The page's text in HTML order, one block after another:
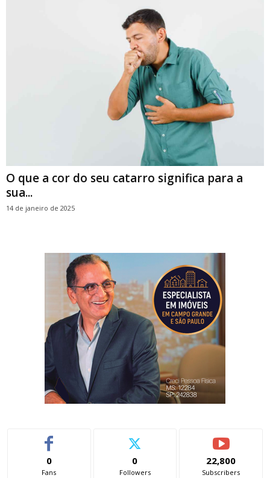
O que a cor do seu catarro significa para a
sua...
14 de janeiro de 2025
0
Fans
0
Followers
22,800
Subscribers